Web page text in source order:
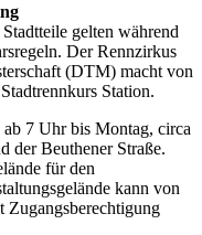
gelten während
Der Rennzirkus
(DTM) macht von
Station.
7 Uhr bis Montag, circa
der Beuthener Straße.
für den
kann von
Zugangsberechtigung